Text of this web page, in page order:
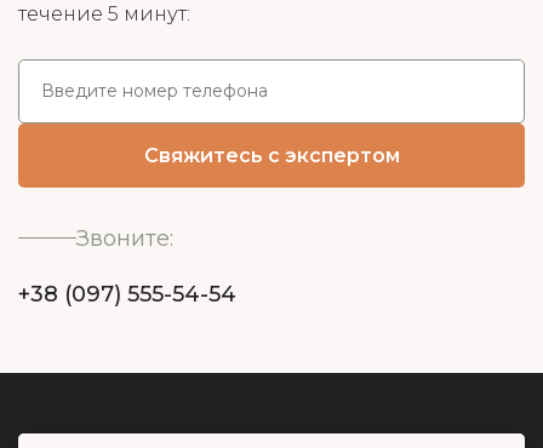
течение 5 минут:
Звоните:
+38 (097) 555-54-54